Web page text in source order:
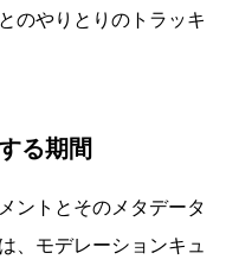
のやりとりのトラッキ
る期間
ントとそのメタデータ
、モデレーションキュ